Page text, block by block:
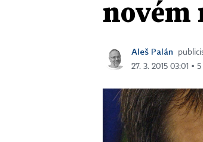
novém
Aleš Palán
27. 3. 2015 03:01 ▪